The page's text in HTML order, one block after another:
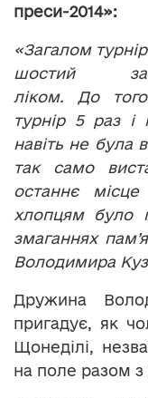
преси-2014»:
«Загалом турнір
шостий за
ліком. До того
турнір 5 раз
навіть не була
так само
останнє
хлопцям було
змаганнях пам’
Володимира
Дружина
пригадує, як
Щонеділі,
на поле разом з